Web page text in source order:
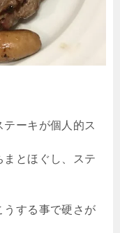
ーキが個人的ス
とほぐし、ステ
うする事で硬さが